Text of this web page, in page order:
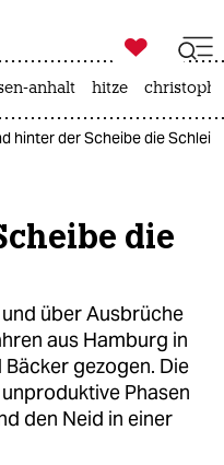

taz zahl ich
anhalt hitze
hinter der Scheibe die Schlei
die
über Ausbrüche
aus Hamburg in
gezogen. Die
Phasen
den Neid in einer